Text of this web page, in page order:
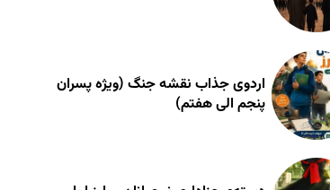
اردوی جذاب نقشه جنگ (ویژه پسران
پنجم الی هفتم)